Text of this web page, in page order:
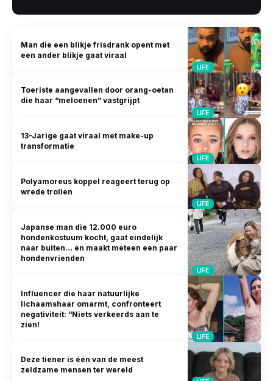
LIFE
Man die een blikje frisdrank opent met
een ander blikje gaat viraal
LIFE
Toeriste aangevallen door orang-oetan
die haar “meloenen” vastgrijpt
LIFE
13-Jarige gaat viraal met make-up
transformatie
LIFE
Polyamoreus koppel reageert terug op
wrede trollen
LIFE
Japanse man die 12.000 euro
hondenkostuum kocht, gaat eindelijk
naar buiten… en maakt meteen een paar
hondenvrienden
LIFE
Influencer die haar natuurlijke
lichaamshaar omarmt, confronteert
negativiteit: “Niets verkeerds aan te
zien!
Deze tiener is één van de meest
zeldzame mensen ter wereld